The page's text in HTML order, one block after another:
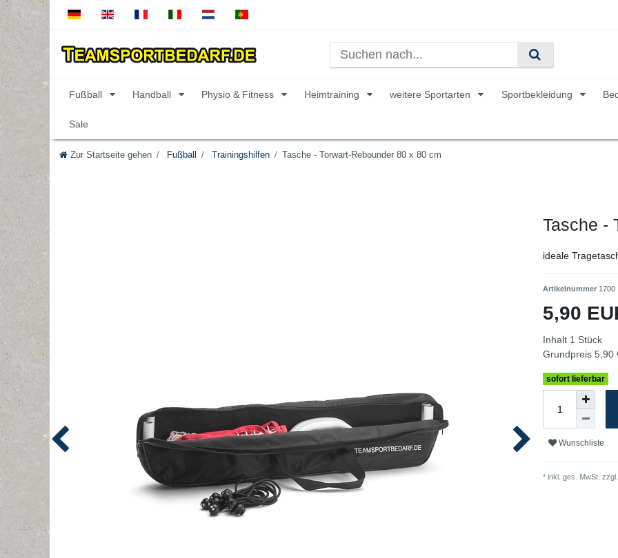
Fußball Handball Physio & Fitness Heimtraining weitere Sportarten Sportbekleidung
Sale
Zur Startseite gehen Fußball Trainingshilfen Tasche - Torwart-Rebounder 80 x 80 cm
Tasche -
ideale
Artikelnummer 1700
5,90
Inhalt 1 Stück
Grundpreis 5,90
sofort lieferbar
Wunschliste
* inkl. ges. MwSt. zzgl.